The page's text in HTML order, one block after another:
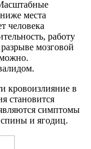
места
человека
работу
мозговой
кровоизлияние в
становится
симптомы
спины и ягодиц.